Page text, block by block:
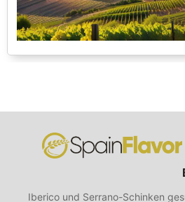
Iberico und Serrano-Schinken